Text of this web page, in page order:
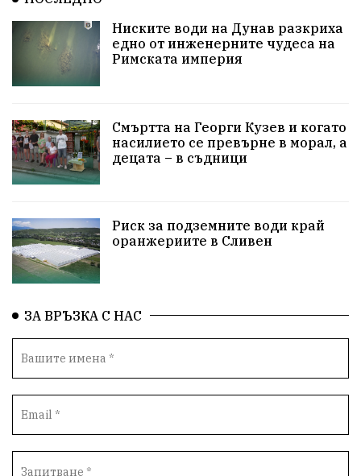
ИкономикаНаСъпротивата УрсулаФонДерЛайен
ПетърПетров
Технологии НародноСъбрание
ПравоваДържава Варна Родителство
ПътнаБезопасност Магнитски Санкции
ОколнаСреда
Общност ИсторическиПарк ВоенноВреме
Космос ВоднаКриза Вода Мир
Безопастност
БъдещевБългария ДостойнаБългария
Ниските води на Дунав разкриха
едно от инженерните чудеса на
Римската империя
Смъртта на Георги Кузев и когато
насилието се превърне в морал, а
децата – в съдници
Риск за подземните води край
оранжериите в Сливен
ЗА ВРЪЗКА С НАС